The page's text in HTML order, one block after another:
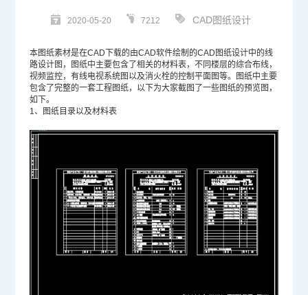
2020-05-20 7212 CAD图纸设计
本图纸素材是在CAD 下载的由CAD软件绘制的CAD图纸设计中的线
路设计图，图纸中主要包含了相关的材料表，不同楼层的综合布线，
视频监控，有线电视系统图以及消火栓的控制平面图等。图纸中主要
包含了完整的一套工程图纸，以下为大家截图了一些图纸的预览图，
如下。
1、图纸目录以及材料表